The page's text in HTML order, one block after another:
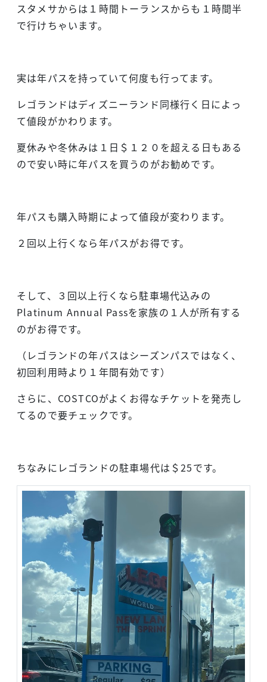
スタメサからは１時間トーランスからも１時間半
で行けちゃいます。
実は年パスを持っていて何度も行ってます。
レゴランドはディズニーランド同様行く日によっ
て値段がかわります。
夏休みや冬休みは１日＄１２０を超える日もある
ので安い時に年パスを買うのがお勧めです。
年パスも購入時期によって値段が変わります。
２回以上行くなら年パスがお得です。
そして、３回以上行くなら駐車場代込みの
Platinum Annual Passを家族の１人が所有する
のがお得です。
（レゴランドの年パスはシーズンパスではなく、
初回利用時より１年間有効です）
さらに、COSTCOがよくお得なチケットを発売し
てるので要チェックです。
ちなみにレゴランドの駐車場代は＄25です。